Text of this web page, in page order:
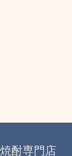
酎専門店